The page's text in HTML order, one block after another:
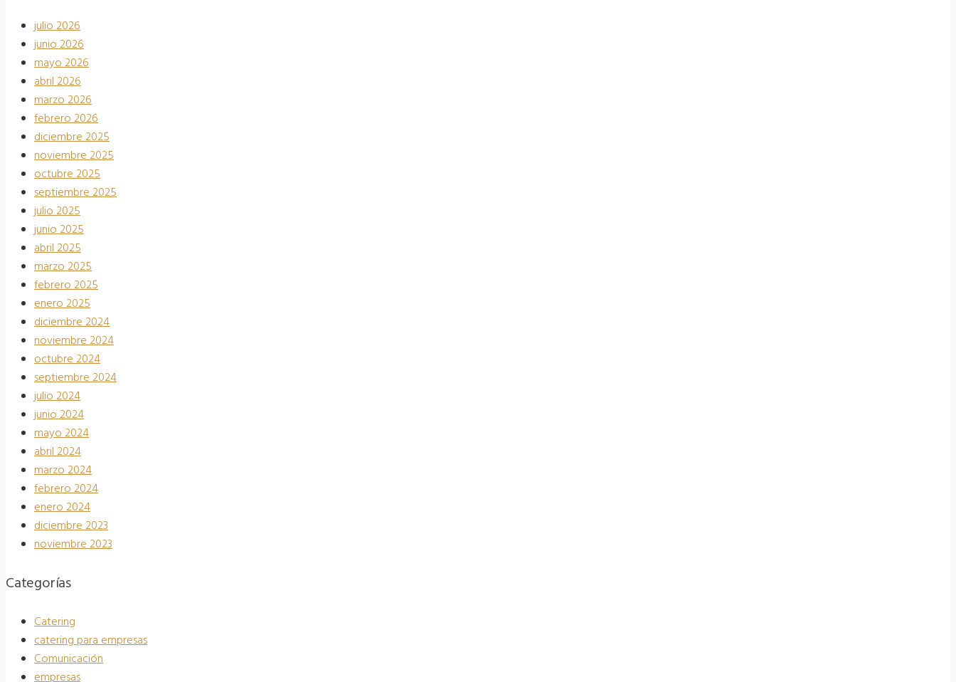
julio 2026
junio 2026
mayo 2026
abril 2026
marzo 2026
febrero 2026
diciembre 2025
noviembre 2025
octubre 2025
septiembre 2025
julio 2025
junio 2025
abril 2025
marzo 2025
febrero 2025
enero 2025
diciembre 2024
noviembre 2024
octubre 2024
septiembre 2024
julio 2024
junio 2024
mayo 2024
abril 2024
marzo 2024
febrero 2024
enero 2024
diciembre 2023
noviembre 2023
Categorías
Catering
catering para empresas
Comunicación
empresas